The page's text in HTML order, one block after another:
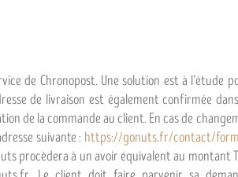
de Chronopost. Une solution est à l’étude
de livraison est également confirmée
de la commande au client. En cas de
suivante : https://gonuts.fr/contact/
procèdera à un avoir équivalent au